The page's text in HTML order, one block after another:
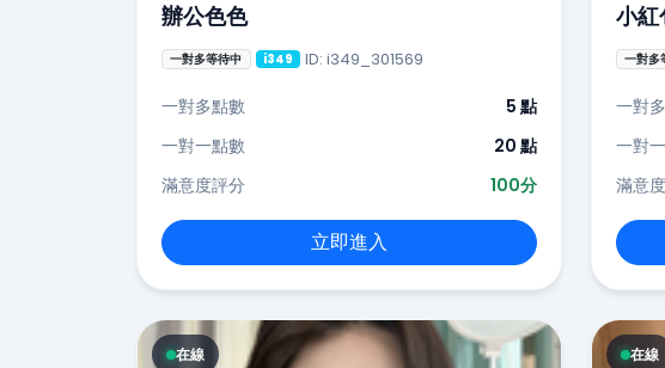
辦公色色
一對多等待中 i349 ID: i349_301569
一對多點數
5 點
一對一點數
20 點
滿意度評分
100分
立即進入
小紅
一對多
一對
一對
滿意
在線 在線